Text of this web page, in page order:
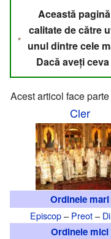
Această
calitate de către
unul dintre cele
Dacă aveți
Acest articol face
Cler
Ordinele mari
Episcop– Preot–
Ordinele mici